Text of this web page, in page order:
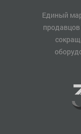
Единый
продавцов